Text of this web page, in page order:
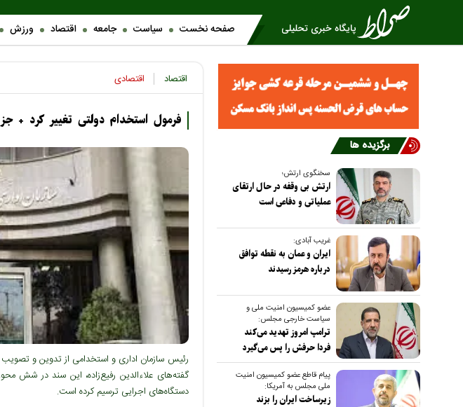
صفحه نخست سیاست جامعه اقتصاد ورزش
اقتصاد اقتصادی
فرمول استخدام دولتی تغییر کرد +
رئیس سازمان اداری و استخدامی از تدوین و تصویب
گفته‌های علاءالدین رفیع‌زاده، این سند در شش
دستگاه‌های اجرایی ترسیم کرده است.
برگزیده ها
سخنگوی ارتش؛
ارتش بی وقفه در حال ارتقای
عملیاتی و دفاعی است
غریب آبادی:
ایران و عمان به نقطه توافق
درباره هرمز رسیدند
عضو کمیسیون امنیت ملی و
سیاست خارجی مجلس:
ترامپ امروز تهدید می‌کند
فردا حرفش را پس می‌گیرد
پیام قاطع عضو کمیسیون امنیت
ملی مجلس به آمریکا:
زیرساخت ایران را بزند